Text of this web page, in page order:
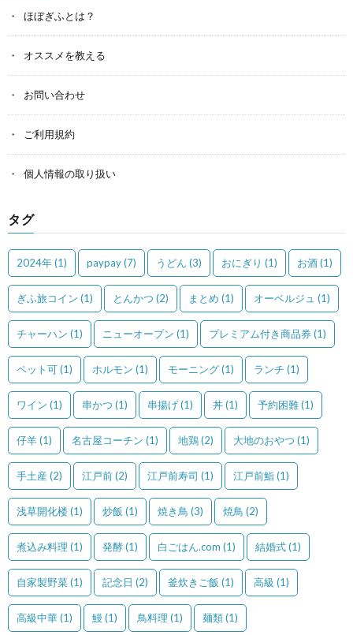
ほぼぎふとは？
オススメを教える
お問い合わせ
ご利用規約
個人情報の取り扱い
タグ
2024年(1) paypay(7) うどん (3) おにぎり (1) お酒(1)
ぎふ旅コイン (1) とんかつ (2) まとめ (1) オーベルジュ (1)
チャーハン (1) ニューオープン (1) プレミアム付き商品券(1)
ペット可(1) ホルモン (1) モーニング(1) ランチ (1)
ワイン (1) 串かつ (1) 串揚げ(1) 丼(1) 予約困難(1)
仔羊(1) 名古屋コーチン (1) 地鶏(2) 大地のおやつ (1)
手土産 (2) 江戸前(2) 江戸前寿司 (1) 江戸前鮨(1)
浅草開化楼(1) 炒飯 (1) 焼き鳥 (3) 焼鳥 (2)
煮込み料理 (1) 発酵(1) 白ごはん.com (1) 結婚式(1)
自家製野菜(1) 記念日 (2) 釜炊きご飯 (1) 高級 (1)
高級中華(1) 鰻(1) 鳥料理 (1) 麺類(1)